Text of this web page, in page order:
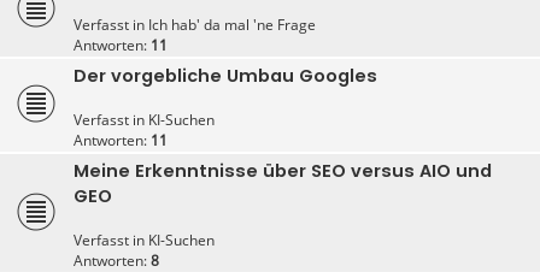
Verfasst in Ich hab' da mal 'ne Frage
Antworten: 11
Der vorgebliche Umbau Googles
Verfasst in KI-Suchen
Antworten: 11
Meine Erkenntnisse über SEO versus AIO und
GEO
Verfasst in KI-Suchen
Antworten:8